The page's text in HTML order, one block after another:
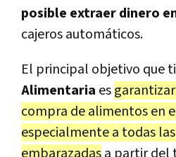
posible extraer dinero
cajeros automáticos.
El principal objetivo que
Alimentaria es
compra de alimentos en
especialmente a todas